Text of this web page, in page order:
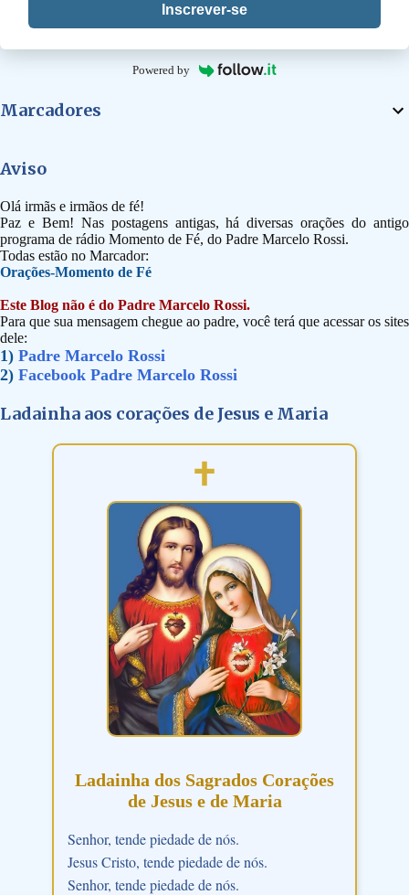
Inscrever-se
Powered by
Marcadores
Aviso
Olá irmãs e irmãos de fé!
Paz e Bem! Nas postagens antigas, há diversas orações do antigo
programa de rádio Momento de Fé, do Padre Marcelo Rossi.
Todas estão no Marcador:
Orações-Momento de Fé
Este Blog não é do Padre Marcelo Rossi.
Para que sua mensagem chegue ao padre, você terá que acessar os sites
dele:
1) Padre Marcelo Rossi
2) Facebook Padre Marcelo Rossi
Ladainha aos corações de Jesus e Maria
Ladainha dos Sagrados Corações
de Jesus e de Maria
Senhor, tende piedade de nós.
Jesus Cristo, tende piedade de nós.
Senhor, tende piedade de nós.